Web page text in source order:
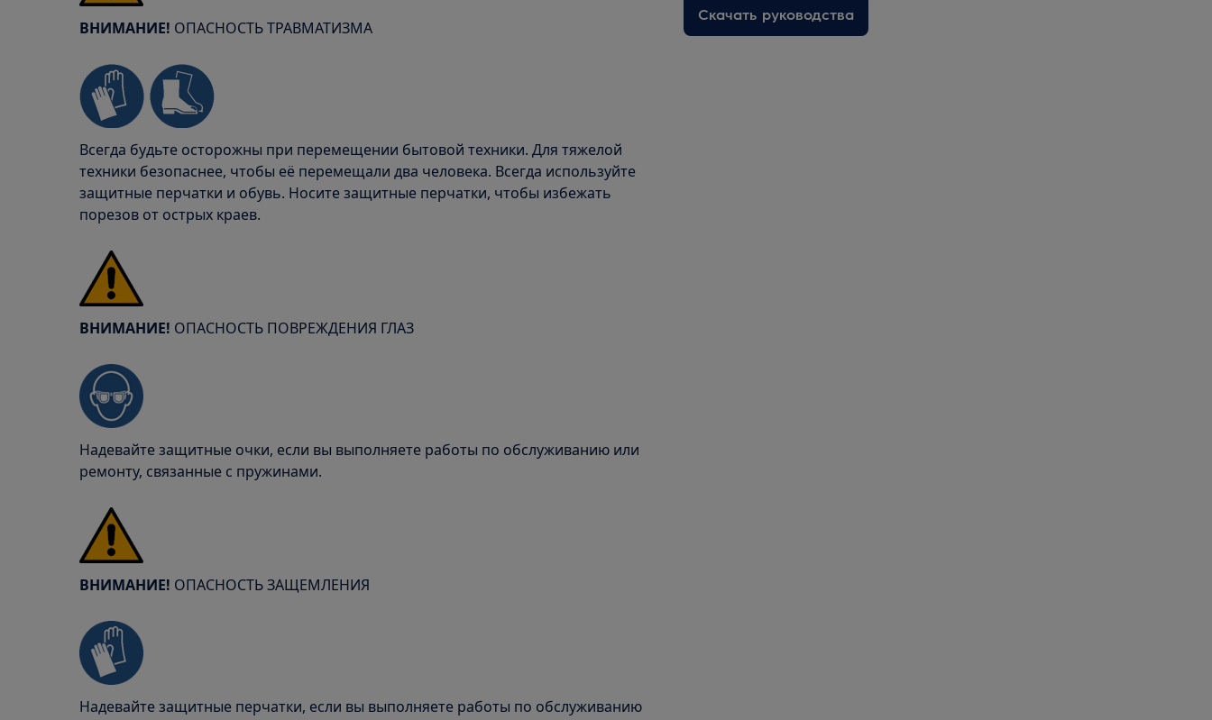
ВНИМАНИЕ! ОПАСНОСТЬ ТРАВМАТИЗМА
Всегда будьте осторожны при перемещении бытовой техники. Для тяжелой
техники безопаснее, чтобы её перемещали два человека. Всегда используйте
защитные перчатки и обувь. Носите защитные перчатки, чтобы избежать
порезов от острых краев.
ВНИМАНИЕ! ОПАСНОСТЬ ПОВРЕЖДЕНИЯ ГЛАЗ
Надевайте защитные очки, если вы выполняете работы по обслуживанию или
ремонту, связанные с пружинами.
ВНИМАНИЕ! ОПАСНОСТЬ ЗАЩЕМЛЕНИЯ
Надевайте защитные перчатки, если вы выполняете работы по обслуживанию
Скачать руководства